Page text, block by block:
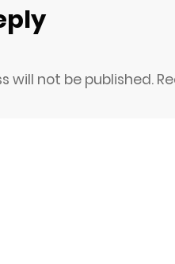
will not be published.